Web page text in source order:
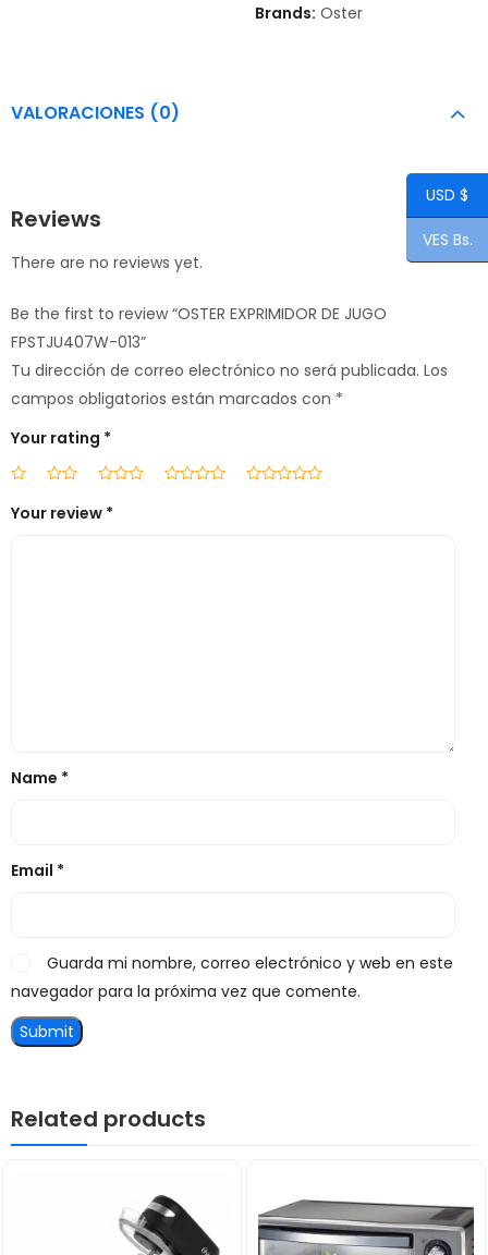
Brands: Oster
VALORACIONES (0)
Reviews
There are no reviews yet.
Be the first to review “OSTER EXPRIMIDOR DE JUGO
FPSTJU407W-013”
Tu dirección de correo electrónico no será publicada. Los
campos obligatorios están marcados con *
Your rating *
Your review *
Name *
Email *
Guarda mi nombre, correo electrónico y web en este
navegador para la próxima vez que comente.
Related products
USD $
VES Bs.